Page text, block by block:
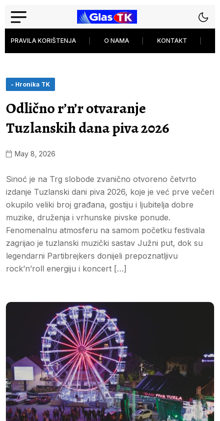
PRAVILA KORIŠTENJA O NAMA KONTAKT
- Hronika TK
Odlično r’n’r otvaranje
Tuzlanskih dana piva 2026
May 8, 2026
Sinoć je na Trg slobode zvanično otvoreno četvrto
izdanje Tuzlanski dani piva 2026, koje je već prve večeri
okupilo veliki broj građana, gostiju i ljubitelja dobre
muzike, druženja i vrhunske pivske ponude.
Fenomenalnu atmosferu na samom početku festivala
zagrijao je tuzlanski muzički sastav Južni put, dok su
legendarni Partibrejkers donijeli prepoznatljivu
rock’n’roll energiju i koncert […]